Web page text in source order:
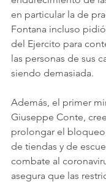
en particular la de
Fontana incluso
del Ejercito para
las personas de sus
siendo demasiada.
Además, el primer
Giuseppe Conte,
prolongar el
de tiendas y de
combate al
asegura que las